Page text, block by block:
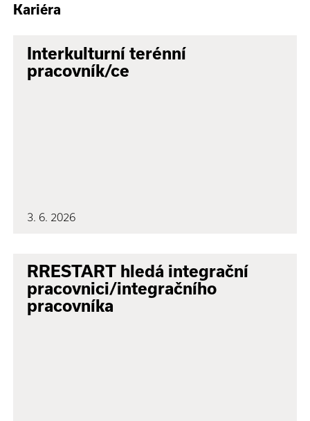
Kariéra
Interkulturní terénní
pracovník/ce
3. 6. 2026
RRESTART hledá integrační
pracovnici/integračního
pracovníka